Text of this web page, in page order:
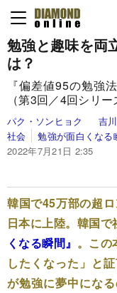
勉強と趣味を両
は？
『偏差値95の勉強
（第3回／4回シリー
パク・ソンヒョク
吉
社会
勉強が面白くなる
2022年7月21日 2:35
韓国で45万部の超
日本に上陸。韓国
くなる瞬間』 。この
したくなった」と
が勉強に夢中にな